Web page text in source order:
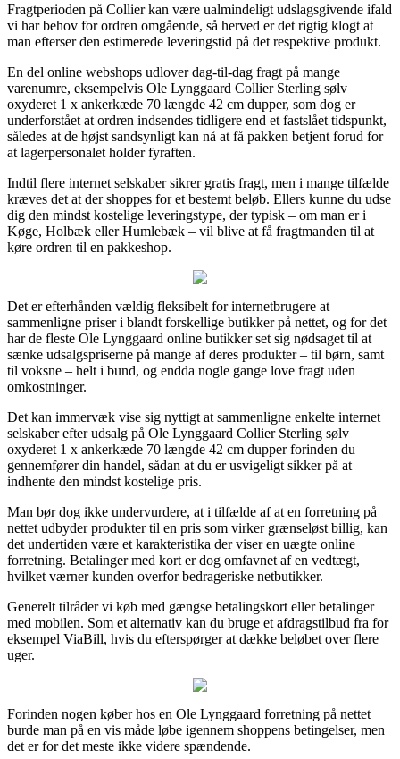
Fragtperioden på Collier kan være ualmindeligt udslagsgivende ifald
vi har behov for ordren omgående, så herved er det rigtig klogt at
man efterser den estimerede leveringstid på det respektive produkt.
En del online webshops udlover dag-til-dag fragt på mange
varenumre, eksempelvis Ole Lynggaard Collier Sterling sølv
oxyderet 1 x ankerkæde 70 længde 42 cm dupper, som dog er
underforstået at ordren indsendes tidligere end et fastslået tidspunkt,
således at de højst sandsynligt kan nå at få pakken betjent forud for
at lagerpersonalet holder fyraften.
Indtil flere internet selskaber sikrer gratis fragt, men i mange tilfælde
kræves det at der shoppes for et bestemt beløb. Ellers kunne du udse
dig den mindst kostelige leveringstype, der typisk – om man er i
Køge, Holbæk eller Humlebæk – vil blive at få fragtmanden til at
køre ordren til en pakkeshop.
Det er efterhånden vældig fleksibelt for internetbrugere at
sammenligne priser i blandt forskellige butikker på nettet, og for det
har de fleste Ole Lynggaard online butikker set sig nødsaget til at
sænke udsalgspriserne på mange af deres produkter – til børn, samt
til voksne – helt i bund, og endda nogle gange love fragt uden
omkostninger.
Det kan immervæk vise sig nyttigt at sammenligne enkelte internet
selskaber efter udsalg på Ole Lynggaard Collier Sterling sølv
oxyderet 1 x ankerkæde 70 længde 42 cm dupper forinden du
gennemfører din handel, sådan at du er usvigeligt sikker på at
indhente den mindst kostelige pris.
Man bør dog ikke undervurdere, at i tilfælde af at en forretning på
nettet udbyder produkter til en pris som virker grænseløst billig, kan
det undertiden være et karakteristika der viser en uægte online
forretning. Betalinger med kort er dog omfavnet af en vedtægt,
hvilket værner kunden overfor bedrageriske netbutikker.
Generelt tilråder vi køb med gængse betalingskort eller betalinger
med mobilen. Som et alternativ kan du bruge et afdragstilbud fra for
eksempel ViaBill, hvis du efterspørger at dække beløbet over flere
uger.
Forinden nogen køber hos en Ole Lynggaard forretning på nettet
burde man på en vis måde løbe igennem shoppens betingelser, men
det er for det meste ikke videre spændende.